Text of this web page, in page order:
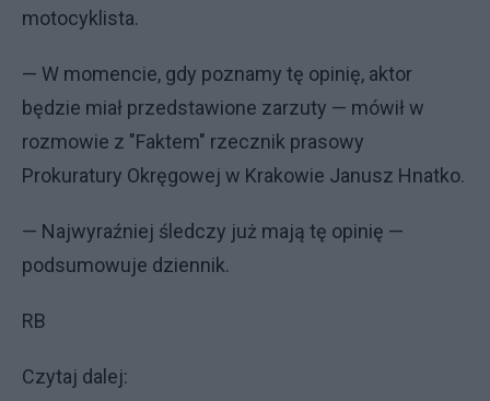
motocyklista.
— W momencie, gdy poznamy tę opinię, aktor
będzie miał przedstawione zarzuty — mówił w
rozmowie z "Faktem" rzecznik prasowy
Prokuratury Okręgowej w Krakowie Janusz Hnatko.
— Najwyraźniej śledczy już mają tę opinię —
podsumowuje dziennik.
RB
Czytaj dalej: